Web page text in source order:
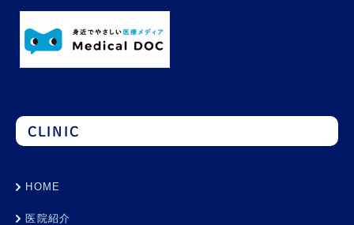
CLINIC
HOME
医院紹介